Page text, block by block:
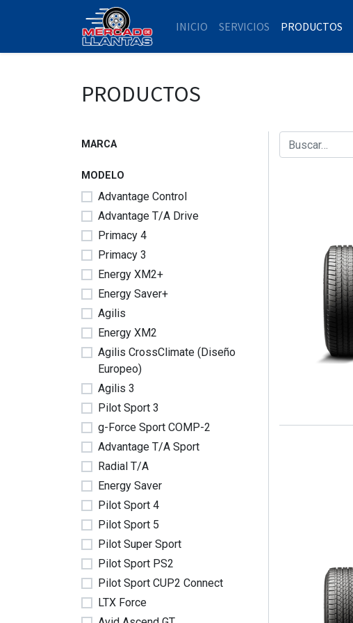
INICIO SERVICIOS PRODUCTOS
PRODUCTOS
MARCA
MODELO
Advantage Control
Advantage T/A Drive
Primacy 4
Primacy 3
Energy XM2+
Energy Saver+
Agilis
Energy XM2
Agilis CrossClimate (Diseño
Europeo)
Agilis 3
Pilot Sport 3
g-Force Sport COMP-2
Advantage T/A Sport
Radial T/A
Energy Saver
Pilot Sport 4
Pilot Sport 5
Pilot Super Sport
Pilot Sport PS2
Pilot Sport CUP2 Connect
LTX Force